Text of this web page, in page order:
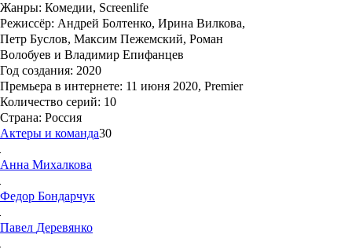
Жанры: Комедии, Screenlife
Режиссёр: Андрей Болтенко, Ирина Вилкова,
Петр Буслов, Максим Пежемский, Роман
Волобуев и Владимир Епифанцев
Год создания: 2020
Премьера в интернете: 11 июня 2020, Premier
Количество серий: 10
Страна: Россия
Актеры и команда30
Анна Михалкова
Федор Бондарчук
Павел Деревянко